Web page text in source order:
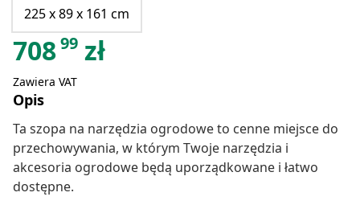
225 x 89 x 161 cm
70899 zł
Zawiera VAT
Opis
Ta szopa na narzędzia ogrodowe to cenne miejsce do
przechowywania, w którym Twoje narzędzia i
akcesoria ogrodowe będą uporządkowane i łatwo
dostępne.